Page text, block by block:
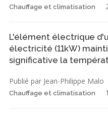
Chauffage et climatisation
L'élément électrique
électricité (11kW)
significative la
Publié par Jean-Philippe Malo
Chauffage et climatisation